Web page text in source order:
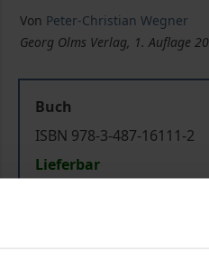
Von Peter-Christian Wegner
Georg Olms Verlag, 1. Auflage
Buch
ISBN 978-3-487-16111-2
Lieferbar
Preisangaben inkl. MwSt.